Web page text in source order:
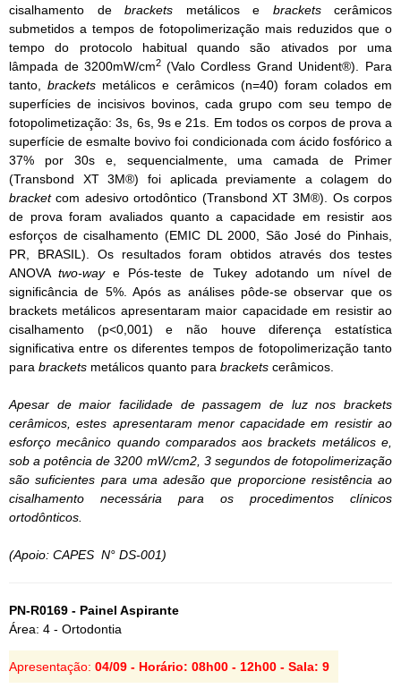
cisalhamento de brackets metálicos e bracketscerâmicos
submetidos a tempos de fotopolimerização mais reduzidos que o
tempo do protocolo habitual quando são ativados por uma
lâmpada de 3200mW/cm2 (Valo Cordless Grand Unident®). Para
tanto,brackets metálicos e cerâmicos (n=40) foram colados em
superfícies de incisivos bovinos, cada grupo com seu tempo de
fotopolimetização: 3s, 6s, 9s e 21s. Em todos os corpos de prova a
superfície de esmalte bovivo foi condicionada com ácido fosfórico a
37% por 30s e, sequencialmente, uma camada de Primer
(Transbond XT 3M®) foi aplicada previamente a colagem do
bracketcom adesivo ortodôntico (Transbond XT 3M®). Os corpos
de prova foram avaliados quanto a capacidade em resistir aos
esforços de cisalhamento (EMIC DL 2000, São José do Pinhais,
PR, BRASIL). Os resultados foram obtidos através dos testes
ANOVAtwo-waye Pós-teste de Tukey adotando um nível de
significância de 5%. Após as análises pôde-se observar que os
brackets metálicos apresentaram maior capacidade em resistir ao
cisalhamento (p<0,001) e não houve diferença estatística
significativa entre os diferentes tempos de fotopolimerização tanto
para brackets metálicos quanto para brackets cerâmicos.
Apesar de maior facilidade de passagem de luz nos brackets
cerâmicos, estes apresentaram menor capacidade em resistir ao
esforço mecânico quando comparados aos brackets metálicos e,
sob a potência de 3200 mW/cm2, 3 segundos de fotopolimerização
são suficientes para uma adesão que proporcione resistência ao
cisalhamento necessária para os procedimentos clínicos
ortodônticos.
(Apoio: CAPES N° DS-001)
PN-R0169 - Painel Aspirante
Área: 4 - Ortodontia
Apresentação: 04/09 - Horário: 08h00 - 12h00 - Sala: 9